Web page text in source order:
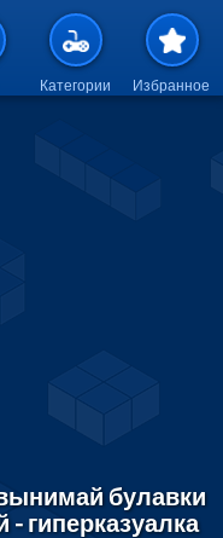
к основному
Категории Избранное
булавки
гиперказуалка